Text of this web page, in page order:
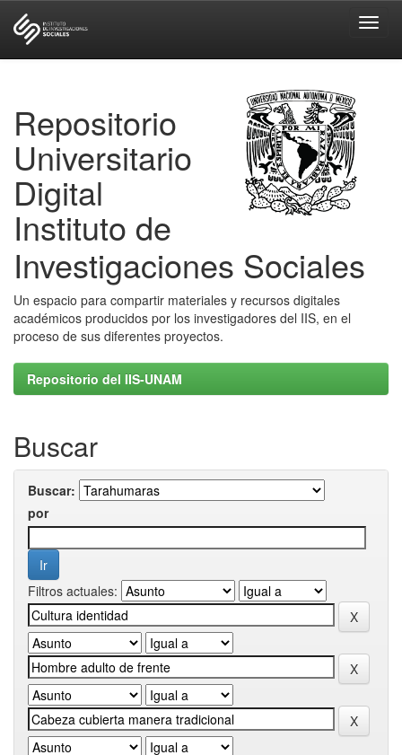
Repositorio
Universitario
Digital
Instituto de
Investigaciones Sociales
Un espacio para compartir materiales y recursos digitales
académicos producidos por los investigadores del IIS, en el
proceso de sus diferentes proyectos.
Repositorio del IIS-UNAM
Buscar
Buscar:
por
Filtros actuales: